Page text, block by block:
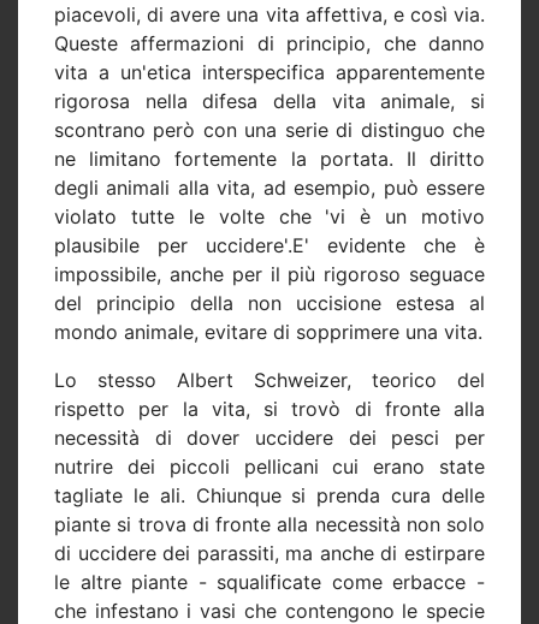
piacevoli, di avere una vita affettiva, e così via.
Queste affermazioni di principio, che danno
vita a un'etica interspecifica apparentemente
rigorosa nella difesa della vita animale, si
scontrano però con una serie di distinguo che
ne limitano fortemente la portata. Il diritto
degli animali alla vita, ad esempio, può essere
violato tutte le volte che 'vi è un motivo
plausibile per uccidere'.E' evidente che è
impossibile, anche per il più rigoroso seguace
del principio della non uccisione estesa al
mondo animale, evitare di sopprimere una vita.
Lo stesso Albert Schweizer, teorico del
rispetto per la vita, si trovò di fronte alla
necessità di dover uccidere dei pesci per
nutrire dei piccoli pellicani cui erano state
tagliate le ali. Chiunque si prenda cura delle
piante si trova di fronte alla necessità non solo
di uccidere dei parassiti, ma anche di estirpare
le altre piante - squalificate come erbacce -
che infestano i vasi che contengono le specie